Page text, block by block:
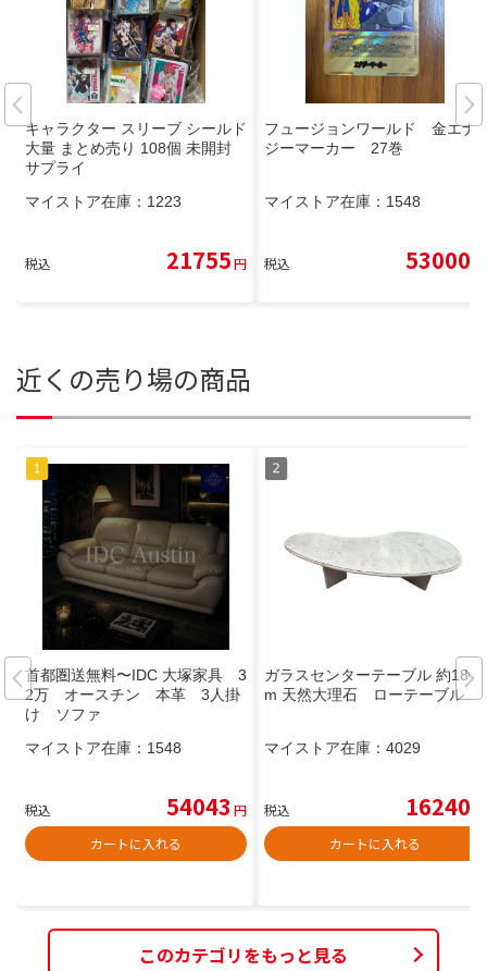
キャラクター スリーブ シールド
大量 まとめ売り 108個 未開封
サプライ
マイストア在庫： 1223
税込 21755円
フュージョンワールド 金エナ
ジーマーカー 27巻
マイストア在庫： 1548
税込 53000
近くの売り場の商品
首都圏送無料〜IDC 大塚家具 3
2万 オースチン 本革 3人掛
け ソファ
マイストア在庫： 1548
税込 54043 円
カートに入れる
ガラスセンターテーブル 約180c
m 天然大理石 ローテーブル
マイストア在庫： 4029
税込 16240
カートに入れる
このカテゴリをもっと見る